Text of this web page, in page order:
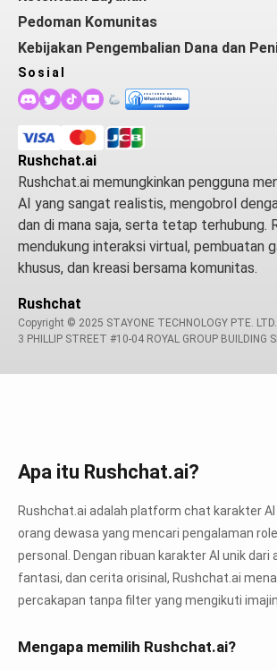
Rushchat.ai
Rushchat.ai memungkinkan pengguna
AI yang sangat realistis, mengobrol
dan di mana saja, serta tetap terhubung.
mendukung interaksi virtual, pembuatan
khusus, dan kreasi bersama komunitas.
Rushchat
Copyright © 2025 STAYONE TECHNOLOGY PTE.
3 PHILLIP STREET #10-04 ROYAL GROUP BUILDING
Pedoman Komunitas
Kebijakan Pengembalian Dana dan
Sosial
Apa itu Rushchat.ai?
Rushchat.ai adalah platform chat karakter
orang dewasa yang mencari pengalaman
personal. Dengan ribuan karakter AI unik dari
fantasi, dan cerita orisinal, Rushchat.ai
percakapan tanpa filter yang mengikuti
Mengapa memilih Rushchat.ai?